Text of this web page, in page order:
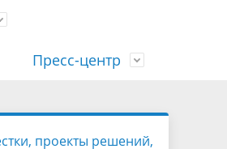
сессии
расходах, об
Пресс-центр
линия"
проекты решений,